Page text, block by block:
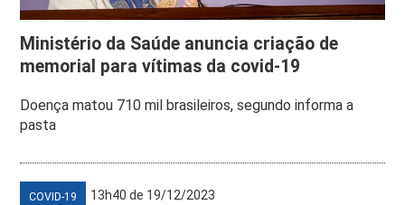
Ministério da Saúde anuncia criação de
memorial para vítimas da covid-19
Doença matou 710 mil brasileiros, segundo informa a
pasta
COVID-19 13h40 de 19/12/2023